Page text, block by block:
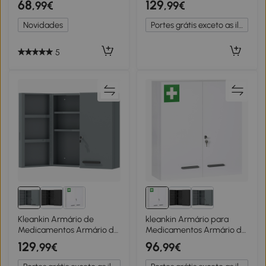
2 chaves 40 x 15 x 53,5 cm
branco
68,99€
Novidades
5
Prateleiras Preto
129,99€
Portes grátis exceto as ilhas
Kleankin Armário de
Medicamentos Armário de
Medicamentos Trancável
com 2 Portas e 6 Prateleiras
Cinza Carvão
129,99€
kleankin Armário para
Medicamentos Armário de
Primeiros Socorros de
Parede em Aço de 3 Níveis
com Fecho e 2 Chaves
96,99€